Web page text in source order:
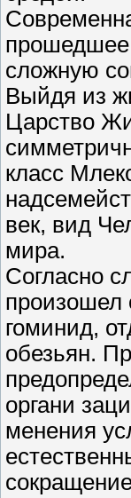
прошедшее
сложную
Выйдя из
Царство
класс
век, вид
мира.
Согласно
произошел
гоминид,
обезьян.
органи
менения